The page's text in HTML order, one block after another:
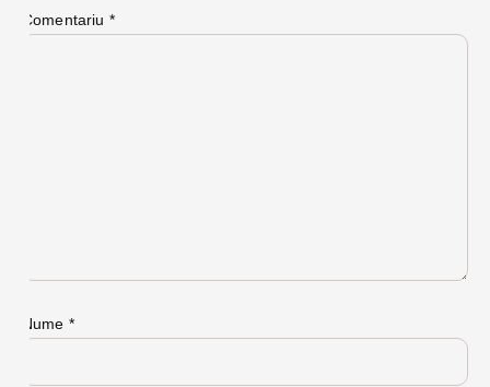
Comentariu *
Nume *